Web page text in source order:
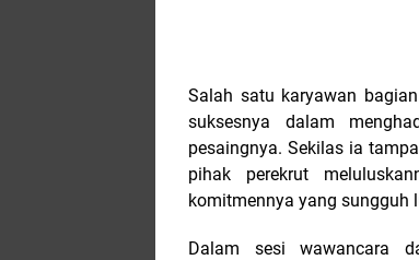
Salah satu karyawan
suksesnya dalam
pesaingnya. Sekilas ia
pihak perekrut
komitmennya yang sungguh
Dalam sesi wawancara